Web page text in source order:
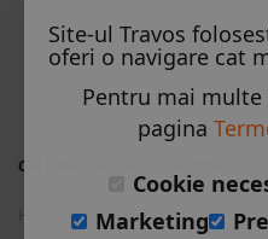
CELE MAI CAUTATE STATIUNI
Hoteluri in Albena
Site-ul Travos
oferi o navigare cat
Pentru mai
pagina
Cookie
Marketing